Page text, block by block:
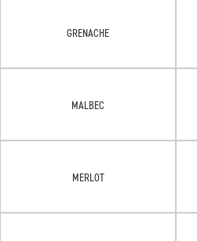
GRENACHE
MALBEC
MERLOT